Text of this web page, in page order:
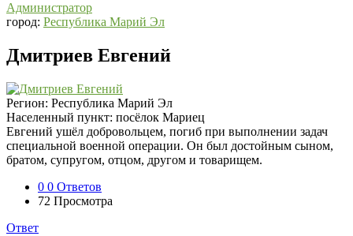
Администратор
город: Республика Марий Эл
Дмитриев Евгений
Регион: Республика Марий Эл
Населенный пункт: посёлок Мариец
Евгений ушёл добровольцем, погиб при выполнении задач
специальной военной операции. Он был достойным сыном,
братом, супругом, отцом, другом и товарищем.
0 0 Ответов
72 Просмотра
Ответ